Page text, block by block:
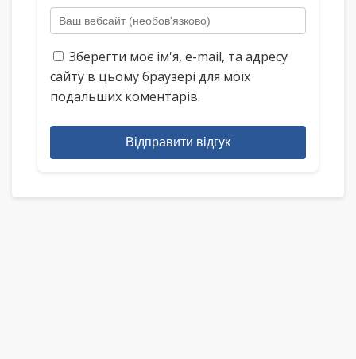
Зберегти моє ім'я, e-mail, та адресу
сайту в цьому браузері для моїх
подальших коментарів.
Відправити відгук